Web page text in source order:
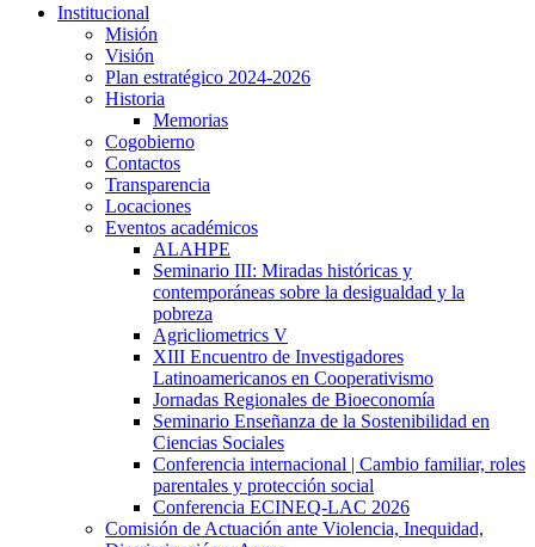
Institucional
Misión
Visión
Plan estratégico 2024-2026
Historia
Memorias
Cogobierno
Contactos
Transparencia
Locaciones
Eventos académicos
ALAHPE
Seminario III: Miradas históricas y
contemporáneas sobre la desigualdad y la
pobreza
Agricliometrics V
XIII Encuentro de Investigadores
Latinoamericanos en Cooperativismo
Jornadas Regionales de Bioeconomía
Seminario Enseñanza de la Sostenibilidad en
Ciencias Sociales
Conferencia internacional | Cambio familiar, roles
parentales y protección social
Conferencia ECINEQ-LAC 2026
Comisión de Actuación ante Violencia, Inequidad,